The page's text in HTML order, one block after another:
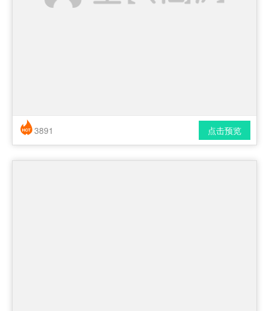
简历风格： 简洁 / 时尚 / 应届生
点击预览
3891